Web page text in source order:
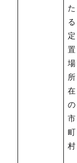
た
る
定
置
場
所
在
の
市
町
村